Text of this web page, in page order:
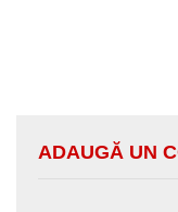
ADAUGĂ UN